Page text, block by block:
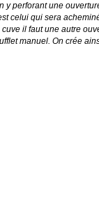
y perforant une
celui qui sera
il faut une autre
manuel. On crée